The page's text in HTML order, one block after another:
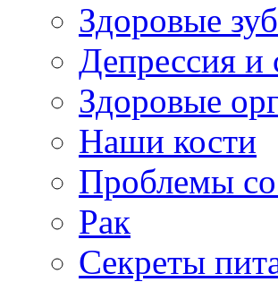
Здоровые
Депрессия и
Здоровые
Наши кости
Проблемы
Рак
Секреты